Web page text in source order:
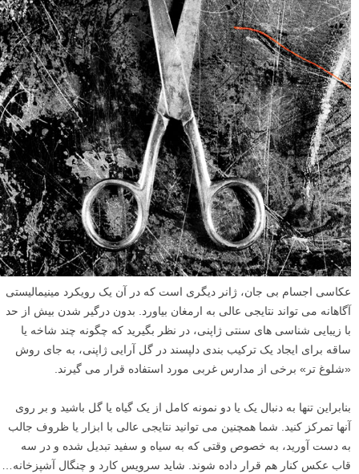
عکاسی اجسام بی جان، ژانر دیگری است که در آن یک رویکرد مینیمالیستی
آگاهانه می تواند نتایجی عالی به ارمغان بیاورد. بدون درگیر شدن بیش از حد
با زیبایی شناسی های سنتی ژاپنی، در نظر بگیرید که چگونه چند شاخه یا
ساقه برای ایجاد یک ترکیب بندی دلپسند در گل آرایی ژاپنی، به جای روش
«شلوغ تر» برخی از مدارس غربی مورد استفاده قرار می گیرند.
بنابراین تنها به دنبال یک یا دو نمونه کامل از یک گیاه یا گل باشید و بر روی
آنها تمرکز کنید. شما همچنین می توانید نتایجی عالی با ابزار یا ظروف جالب
به دست آورید، به خصوص وقتی که به سیاه و سفید تبدیل شده و در سه
قاب عکس کنار هم قرار داده شوند. شاید سرویس کارد و چنگال آشپزخانه…